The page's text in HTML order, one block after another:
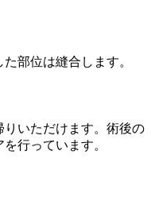
部位は縫合します。
いただけます。術後の
行っています。